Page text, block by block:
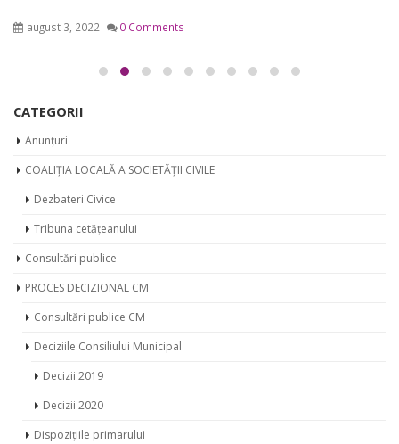
august 3, 2022 0 Comments
CATEGORII
Anunțuri
COALIȚIA LOCALĂ A SOCIETĂȚII CIVILE
Dezbateri Civice
Tribuna cetățeanului
Consultări publice
PROCES DECIZIONAL CM
Consultări publice CM
Deciziile Consiliului Municipal
Decizii 2019
Decizii 2020
Dispozițiile primarului